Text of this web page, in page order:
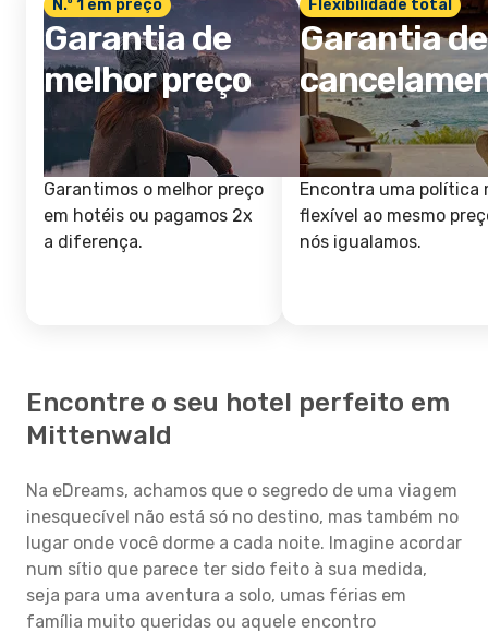
N.º 1 em preço
Garantia de
melhor preço
Garantimos o melhor preço
em hotéis ou pagamos 2x
a diferença.
Flexibilidade total
Garantia de
Encontra uma política
flexível ao mesmo
nós igualamos.
Encontre o seu hotel perfeito em
Mittenwald
Na eDreams, achamos que o segredo de uma viagem
inesquecível não está só no destino, mas também no
lugar onde você dorme a cada noite. Imagine acordar
num sítio que parece ter sido feito à sua medida,
seja para uma aventura a solo, umas férias em
família muito queridas ou aquele encontro